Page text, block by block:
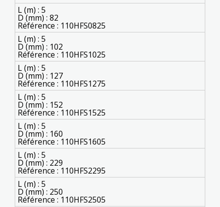
L (m) : 5
D (mm) : 82
Référence : 110HFS0825
L (m) : 5
D (mm) : 102
Référence : 110HFS1025
L (m) : 5
D (mm) : 127
Référence : 110HFS1275
L (m) : 5
D (mm) : 152
Référence : 110HFS1525
L (m) : 5
D (mm) : 160
Référence : 110HFS1605
L (m) : 5
D (mm) : 229
Référence : 110HFS2295
L (m) : 5
D (mm) : 250
Référence : 110HFS2505